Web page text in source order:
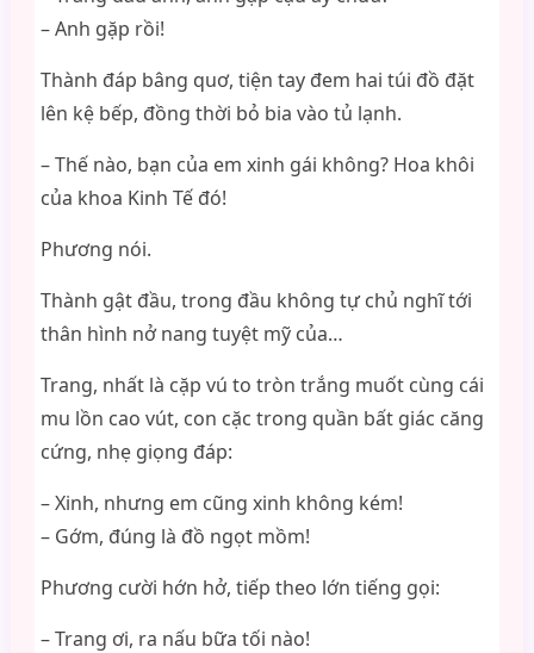
– Anh gặp rồi!
Thành đáp bâng quơ, tiện tay đem hai túi đồ đặt
lên kệ bếp, đồng thời bỏ bia vào tủ lạnh.
– Thế nào, bạn của em xinh gái không? Hoa khôi
của khoa Kinh Tế đó!
Phương nói.
Thành gật đầu, trong đầu không tự chủ nghĩ tới
thân hình nở nang tuyệt mỹ của…
Trang, nhất là cặp vú to tròn trắng muốt cùng cái
mu lồn cao vút, con cặc trong quần bất giác căng
cứng, nhẹ giọng đáp:
– Xinh, nhưng em cũng xinh không kém!
– Gớm, đúng là đồ ngọt mồm!
Phương cười hớn hở, tiếp theo lớn tiếng gọi:
– Trang ơi, ra nấu bữa tối nào!